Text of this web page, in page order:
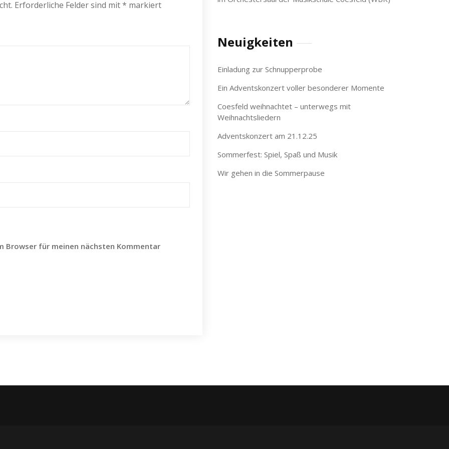
Erforderliche Felder sind mit* markiert
Browser für meinen nächsten Kommentar
Neuigkeiten
Einladung zur Schnupperprobe
Ein Adventskonzert voller besonderer Momente
Coesfeld weihnachtet – unterwegs mit
Weihnachtsliedern
Adventskonzert am 21.12.25
Sommerfest: Spiel, Spaß und Musik
Wir gehen in die Sommerpause